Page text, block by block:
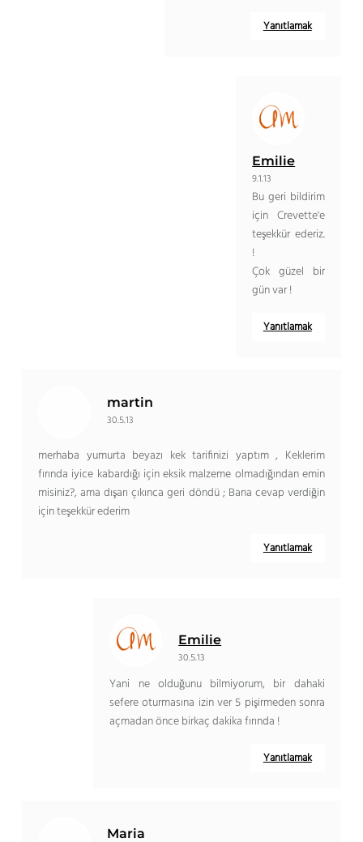
Yanıtlamak
Emilie
9.1.13
Bu geri bildirim
için Crevette'e
teşekkür ederiz.
!
Çok güzel bir
gün var !
Yanıtlamak
martin
30.5.13
merhaba yumurta beyazı kek tarifinizi yaptım , Keklerim
fırında iyice kabardığı için eksik malzeme olmadığından emin
misiniz?, ama dışarı çıkınca geri döndü ; Bana cevap verdiğin
için teşekkür ederim
Yanıtlamak
Emilie
30.5.13
Yani ne olduğunu bilmiyorum, bir dahaki
sefere oturmasına izin ver 5 pişirmeden sonra
açmadan önce birkaç dakika fırında !
Yanıtlamak
Maria